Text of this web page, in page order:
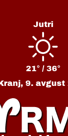
Jutri
21° / 36°
9. avgust